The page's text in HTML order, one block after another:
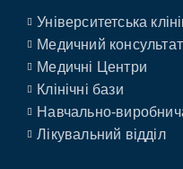
Університетська
Медичний
Медичні Центри
Клінічні бази
Навчально-
Лікувальний відділ